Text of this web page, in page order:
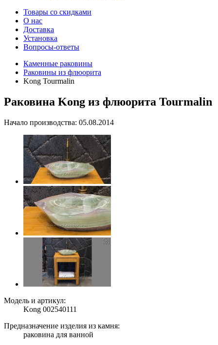
Товары со скидками
О нас
Доставка
Установка
Вопросы-ответы
Каменные раковины
Раковины из флюорита
Kong Tourmalin
Раковина Kong из флюорита Tourmalin
Начало производства: 05.08.2014
Модель и артикул:
Kong 002540111
Предназначение изделия из камня:
раковина для ванной